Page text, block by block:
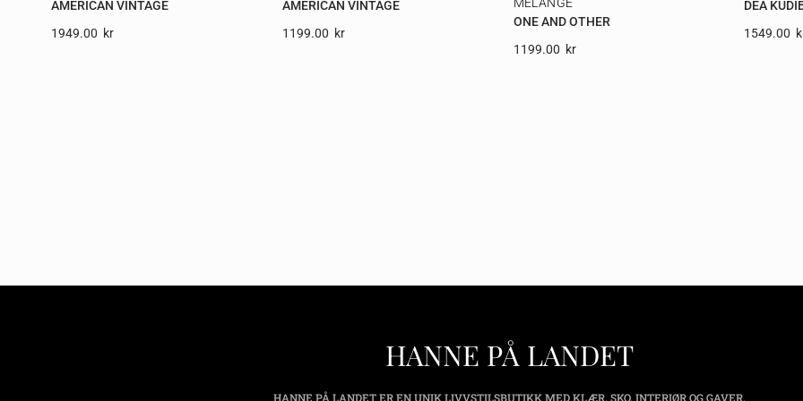
AMERICAN VINTAGE
1949.00 Kr
AMERICAN VINTAGE
1199.00 Kr
ONE AND OTHER
1199.00 Kr
DEA
1549.00
HANNE PÅ LANDET
HANNE PÅ LANDET ER EN UNIK LIVVSTILSBUTIKK MED KLÆR, SKO, INTERIØR OG GAVER.